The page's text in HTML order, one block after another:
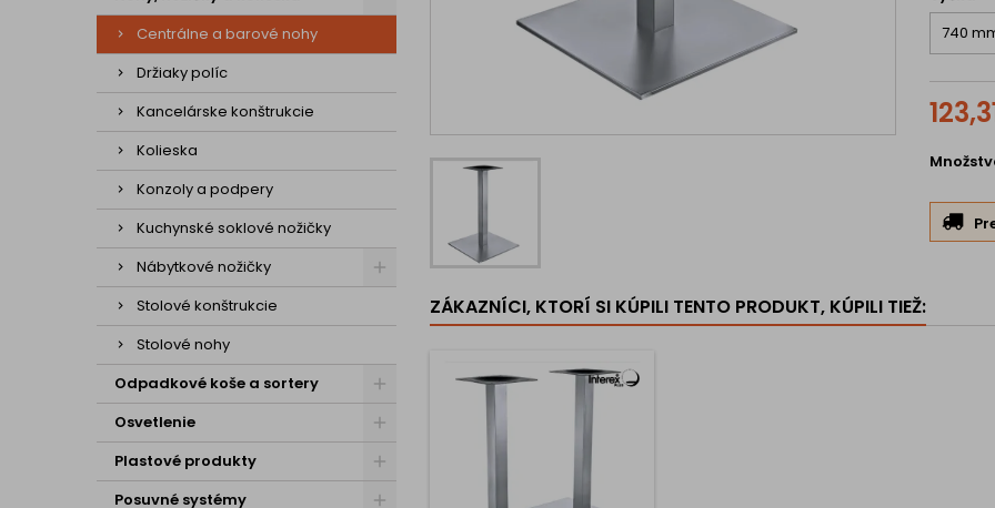
Centrálne a barové nohy
Držiaky políc
Kancelárske konštrukcie
Kolieska
Konzoly a podpery
Kuchynské soklové nožičky
Nábytkové nožičky
Stolové konštrukcie
Stolové nohy
Odpadkové koše a sortery
Osvetlenie
Plastové produkty
Posuvné systémy
ZÁKAZNÍCI, KTORÍ SI KÚPILI TENTO PRODUKT, KÚPILI TIEŽ: